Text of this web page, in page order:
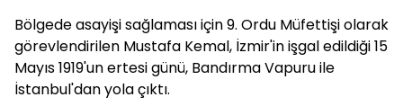
Bölgede asayişi sağlaması için 9. Ordu Müfettişi olarak
görevlendirilen Mustafa Kemal, İzmir'in işgal edildiği 15
Mayıs 1919'un ertesi günü, Bandırma Vapuru ile
İstanbul'dan yola çıktı.